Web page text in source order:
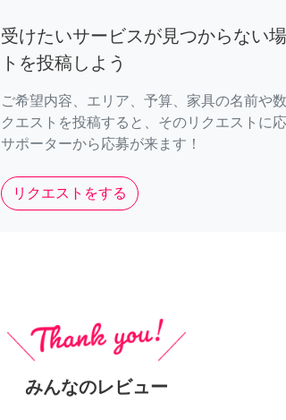
受けたいサービスが見つからない
トを投稿しよう
ご希望内容、エリア、予算、家具の名前や
クエストを投稿すると、そのリクエストに
サポーターから応募が来ます！
リクエストをする
みんなのレビュー